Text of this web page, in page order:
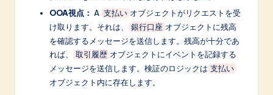
OOA視点： A 支払い オブジェクトがリクエストを受
け取ります。それは、
銀行口座 オブジェクトに残高
を確認するメッセージを送信します。残高が十分であ
れば、
取引履歴 オブジェクトにイベントを記録する
メッセージを送信します。検証のロジックは 支払い
オブジェクト内に存在します。